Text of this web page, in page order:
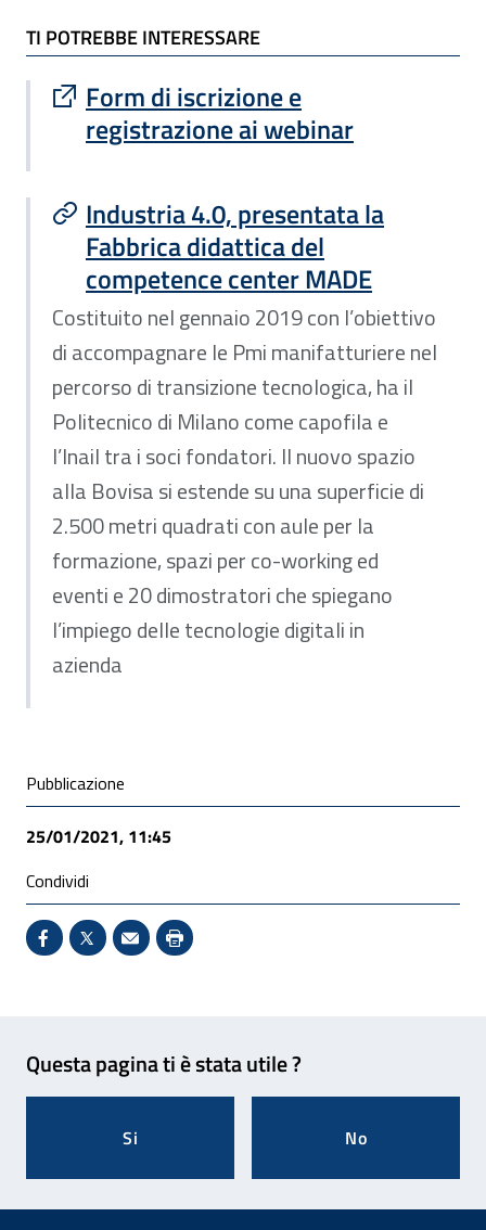
TI POTREBBE INTERESSARE
TI POTREBBE INTERESSARE
Form di iscrizione e
registrazione ai webinar
Sito esterno : apre una nuova finestra
Industria 4.0, presentata la
Fabbrica didattica del
competence center MADE
Costituito nel gennaio 2019 con l’obiettivo
di accompagnare le Pmi manifatturiere nel
percorso di transizione tecnologica, ha il
Politecnico di Milano come capofila e
l’Inail tra i soci fondatori. Il nuovo spazio
alla Bovisa si estende su una superficie di
2.500 metri quadrati con aule per la
formazione, spazi per co-working ed
eventi e 20 dimostratori che spiegano
l’impiego delle tecnologie digitali in
azienda
Condivisione social
Pubblicazione
25/01/2021, 11:45
Condividi
Condividi su Facebook - Sito esterno - Apertura in
X - Sito esterno - Apertura in nuova finestra
Invio Mail: apre il programma di posta
Stampa pagina: scelta meno
Questa pagina ti è stata utile ?
Si No